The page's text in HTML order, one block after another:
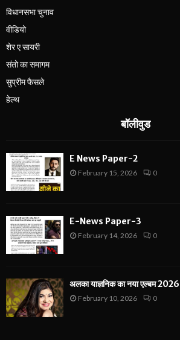
विधानसभा चुनाव
वीडियो
शेर ए सायरी
संतो का समागम
सुप्रीम फैसले
हेल्थ
बॉलीवुड
E News Paper-2
February 15, 2026 0
E-News Paper-3
February 14, 2026 0
अलका याज्ञनिक का नया एल्बम
February 10, 2026 0